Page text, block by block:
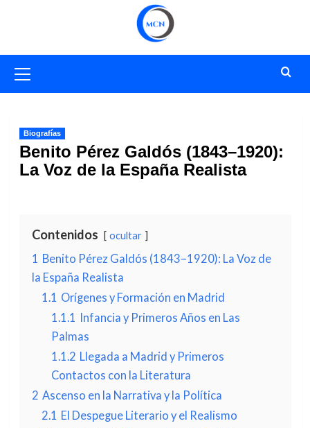
primario
Biografías
Benito Pérez Galdós (1843–1920):
La Voz de la España Realista
Contenidos ocultar
1 Benito Pérez Galdós (1843–1920): La Voz de
la España Realista
1.1 Orígenes y Formación en Madrid
1.1.1 Infancia y Primeros Años en Las
Palmas
1.1.2 Llegada a Madrid y Primeros
Contactos con la Literatura
2 Ascenso en la Narrativa y la Política
2.1 El Despegue Literario y el Realismo